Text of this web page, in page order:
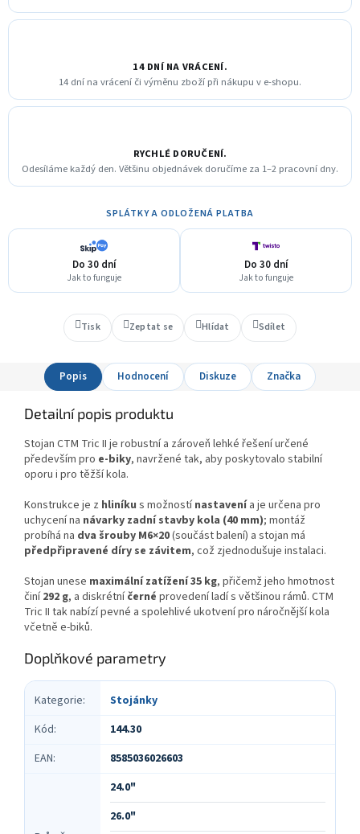
14 DNÍ NA VRÁCENÍ.
14 dní na vrácení či výměnu zboží při nákupu v e-shopu.
RYCHLÉ DORUČENÍ.
Odesíláme každý den. Většinu objednávek doručíme za 1–2 pracovní dny.
SPLÁTKY A ODLOŽENÁ PLATBA
Do 30 dní
Jak to funguje
Do 30 dní
Jak to funguje
Tisk Zeptat se Hlídat Sdílet
Popis Hodnocení Diskuze Značka
Detailní popis produktu
Stojan CTM Tric II je robustní a zároveň lehké řešení určené
především pro e‑biky, navržené tak, aby poskytovalo stabilní
oporu i pro těžší kola.
Konstrukce je z hliníku s možnostínastavenía je určena pro
uchycení na návarky zadní stavby kola (40 mm); montáž
probíhá na dva šrouby M6×20(součást balení) a stojan má
předpřipravené díry se závitem, což zjednodušuje instalaci.
Stojan unese maximální zatížení 35 kg, přičemž jeho hmotnost
činí292 g, a diskrétníčerné provedení ladí s většinou rámů. CTM
Tric II tak nabízí pevné a spolehlivé ukotvení pro náročnější kola
včetně e‑biků.
Doplňkové parametry
Kategorie:
Stojánky
Kód:
144.30
EAN: 8585036026603
24.0"
26.0"